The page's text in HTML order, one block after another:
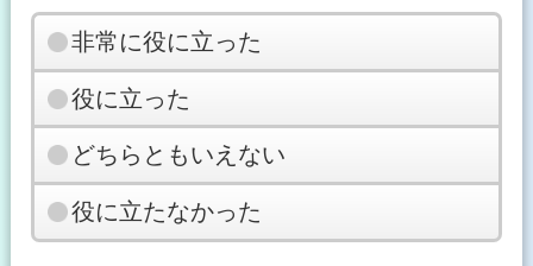
非常に役に立った
役に立った
どちらともいえない
役に立たなかった